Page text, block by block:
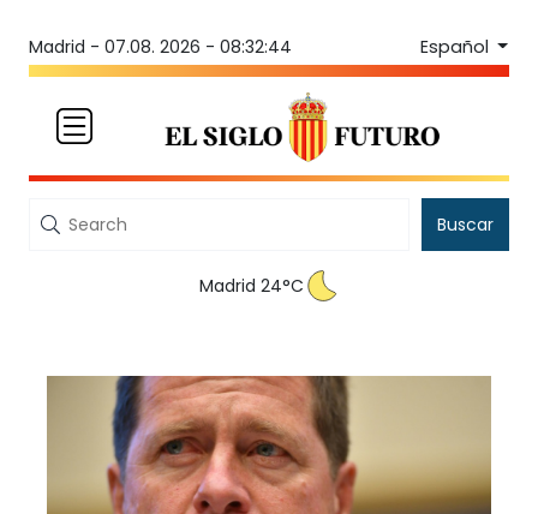
Madrid - 07.08. 2026 - 08:32:44 Español
Buscar
Madrid 24°C